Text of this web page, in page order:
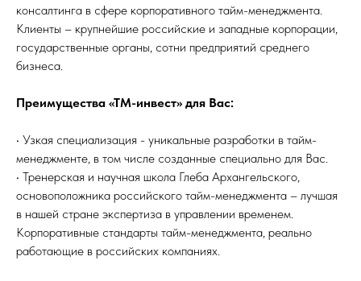
консалтинга в сфере корпоративного тайм-менеджмента.
Клиенты – крупнейшие российские и западные корпорации,
государственные органы, сотни предприятий среднего
бизнеса.
Преимущества «ТМ-инвест» для Вас:
• Узкая специализация - уникальные разработки в тайм-
менеджменте, в том числе созданные специально для Вас.
• Тренерская и научная школа Глеба Архангельского,
основоположника российского тайм-менеджмента – лучшая
в нашей стране экспертиза в управлении временем.
Корпоративные стандарты тайм-менеджмента, реально
работающие в российских компаниях.